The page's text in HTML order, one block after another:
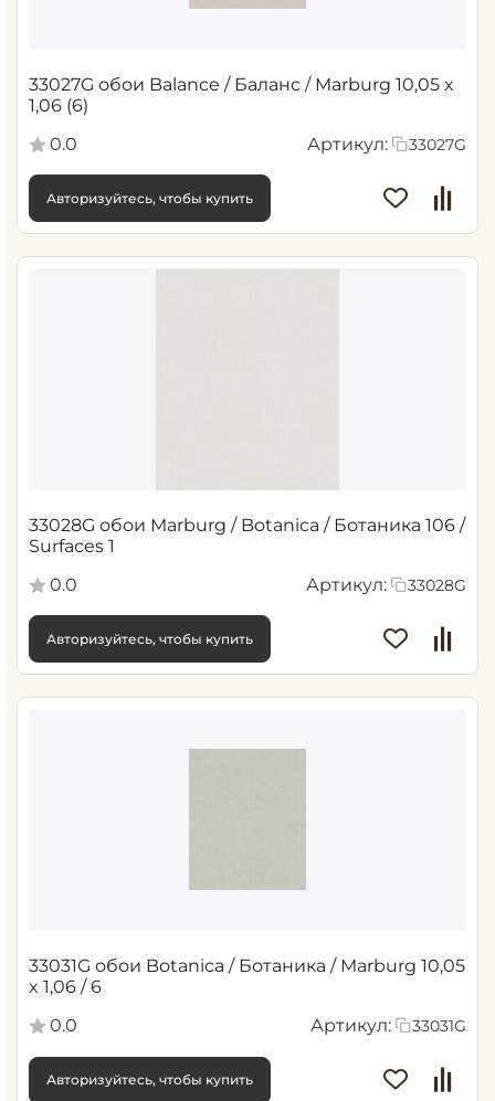
33027G обои Balance / Баланс / Marburg 10,05 x
1,06 (6)
0.0
Артикул: 33027G
Авторизуйтесь, чтобы купить
33028G обои Marburg / Botanica / Ботаника 106 /
Surfaces 1
0.0
Артикул: 33028G
Авторизуйтесь, чтобы купить
33031G обои Botanica / Ботаника / Marburg 10,05
x 1,06 / 6
0.0
Артикул: 33031G
Авторизуйтесь, чтобы купить